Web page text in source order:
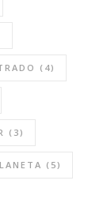
(4)
(3)
(5)